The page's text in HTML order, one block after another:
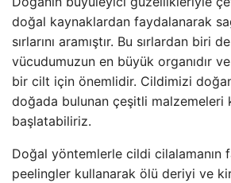
doğal kaynaklardan faydalanarak
sırlarını aramıştır. Bu sırlardan biri
vücudumuzun en büyük organıdır
bir cilt için önemlidir. Cildimizi
doğada bulunan çeşitli malzemeleri
başlatabiliriz.
Doğal yöntemlerle cildi cilalamanın
peelingler kullanarak ölü deriyi ve